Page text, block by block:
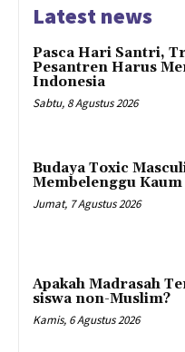
Latest news
Pasca Hari Santri,
Pesantren Harus
Indonesia
Sabtu, 8 Agustus 2026
Budaya Toxic
Membelenggu
Jumat, 7 Agustus 2026
Apakah Madrasah
siswa non-Muslim?
Kamis, 6 Agustus 2026